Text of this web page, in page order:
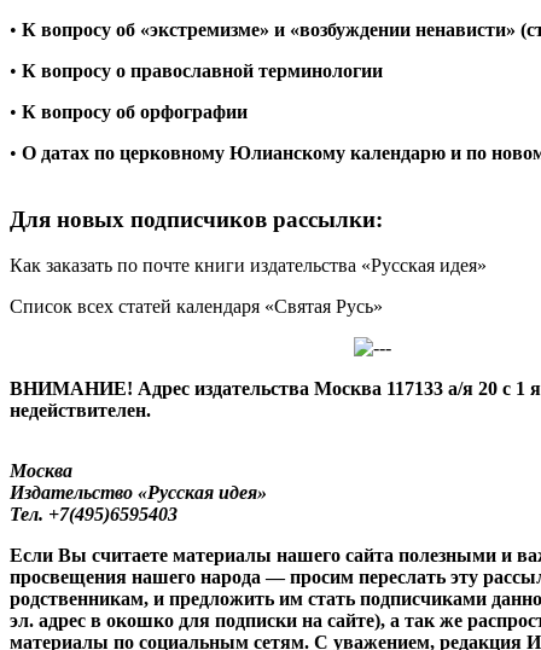
• К вопросу об «экстремизме» и «возбуждении ненависти»
• К вопросу о православной терминологии
• К вопросу об орфографии
• О датах по церковному Юлианскому календарю и по
Для новых подписчиков рассылки:
Как заказать по почте книги издательства «Русская идея»
Список всех статей календаря «Святая Русь»
ВНИМАНИЕ! Адрес издательства Москва 117133 а/я 20 с 1
недействителен.
Москва
Издательство «Русская идея»
Тел. +7(495)6595403
Если Вы считаете материалы нашего сайта полезными и
просвещения нашего народа — просим переслать эту
родственникам, и предложить им стать подписчиками
эл. адрес в окошко для подписки на сайте), а так же
материалы по социальным сетям. С уважением, редакция